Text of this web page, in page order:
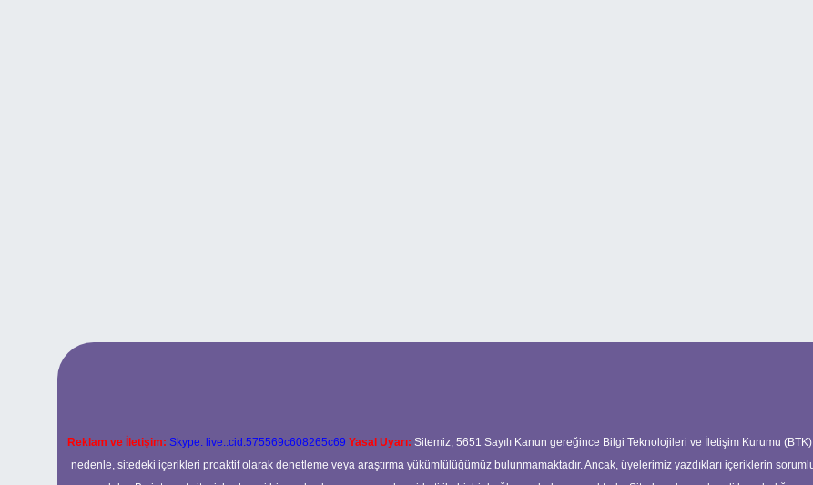
Reklam ve İletişim: Skype: live:.cid.575569c608265c69 Yasal Uyarı: Sitemiz, 5651 Sayılı Kanun gereğince Bilgi Teknolojileri ve İletişim Kurumu
nedenle, sitedeki içerikleri proaktif olarak denetleme veya araştırma yükümlülüğümüz bulunmamaktadır. Ancak, üyelerimiz yazdıkları içeriklerin